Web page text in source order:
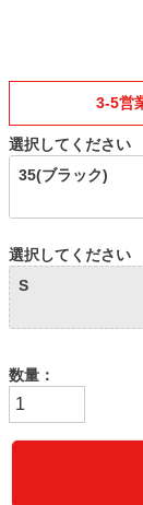
3-5営
選択してください
35(ブラック)
選択してください
S